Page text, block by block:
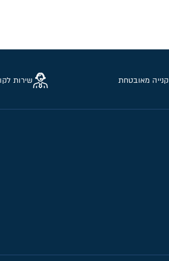
קנייה מאובטחת שירות